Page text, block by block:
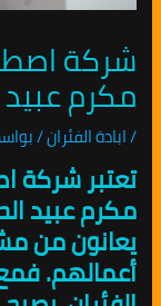
شركة
مكرم عبيد 01010891953/اتصل
/ابادة الفئران/
تعتبر شركة
مكرم عبيد
يعانون من
أعمالهم.